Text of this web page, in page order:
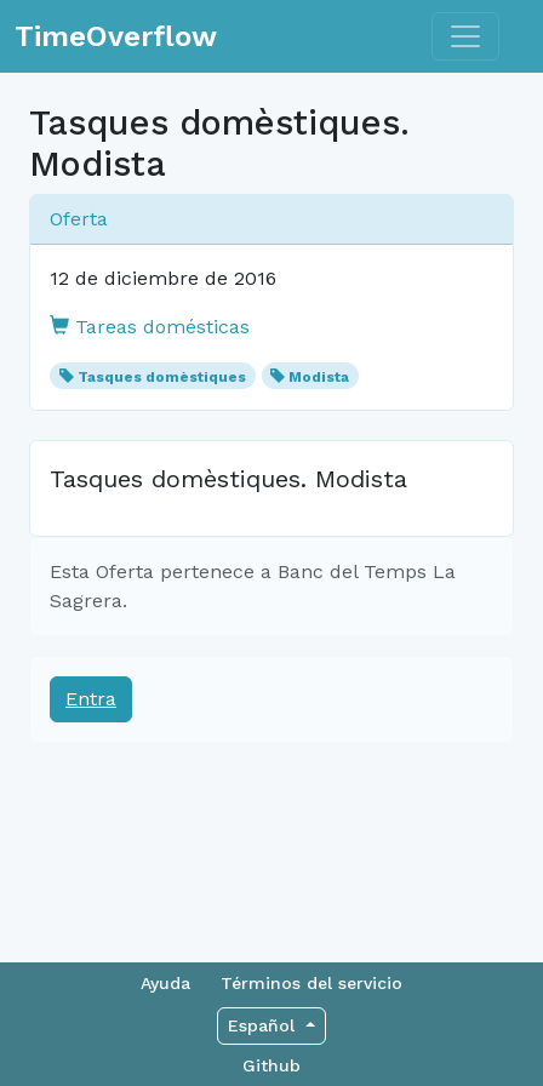
TimeOverflow Toggle
Tasques domèstiques.
Modista
Oferta
12 de diciembre de 2016
Tareas domésticas
Tasques domèstiques Modista
Tasques domèstiques. Modista
Esta Oferta pertenece a Banc del Temps La
Sagrera.
Entra
Ayuda Términos del servicio
Español
Github